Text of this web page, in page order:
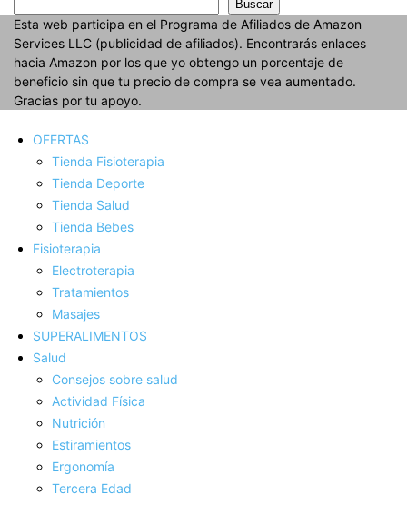
Buscar
Esta web participa en el Programa de Afiliados de Amazon
Services LLC (publicidad de afiliados). Encontrarás enlaces
hacia Amazon por los que yo obtengo un porcentaje de
beneficio sin que tu precio de compra se vea aumentado.
Gracias por tu apoyo.
OFERTAS
Tienda Fisioterapia
Tienda Deporte
Tienda Salud
Tienda Bebes
Fisioterapia
Electroterapia
Tratamientos
Masajes
SUPERALIMENTOS
Salud
Consejos sobre salud
Actividad Fí­sica
Nutrición
Estiramientos
Ergonomí­a
Tercera Edad